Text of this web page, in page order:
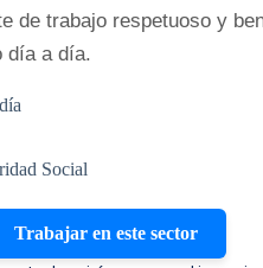
de trabajo respetuoso y
día a día.
Social
Trabajar en este sector